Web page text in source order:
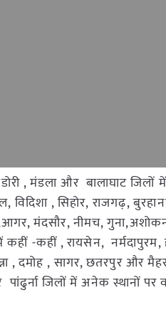
, मंडला और बालाघाट जिलों
विदिशा , सिहोर, राजगढ़,
मंदसौर, नीमच,
-कहीं , रायसेन,
, दमोह , सागर, छतरपुर और
पांढुर्ना जिलों में अनेक स्थानों